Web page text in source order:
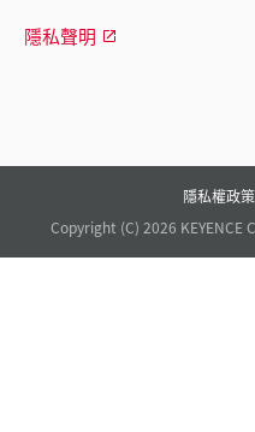
隱私聲明
隱私權政策
Copyright (C) 2026 KEYENCE